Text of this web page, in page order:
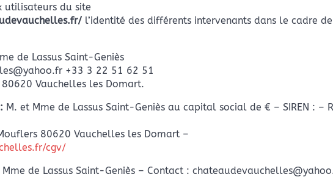
utilisateurs du site
l’identité des différents intervenants dans le cadre
de Lassus Saint-Geniès
+33 3 22 51 62 51
Vauchelles les Domart.
M. et Mme de Lassus Saint-Geniès au capital social de € – SIREN : –
80620 Vauchelles les Domart –
cgv/
Mmede Lassus Saint-Geniès – Contact :